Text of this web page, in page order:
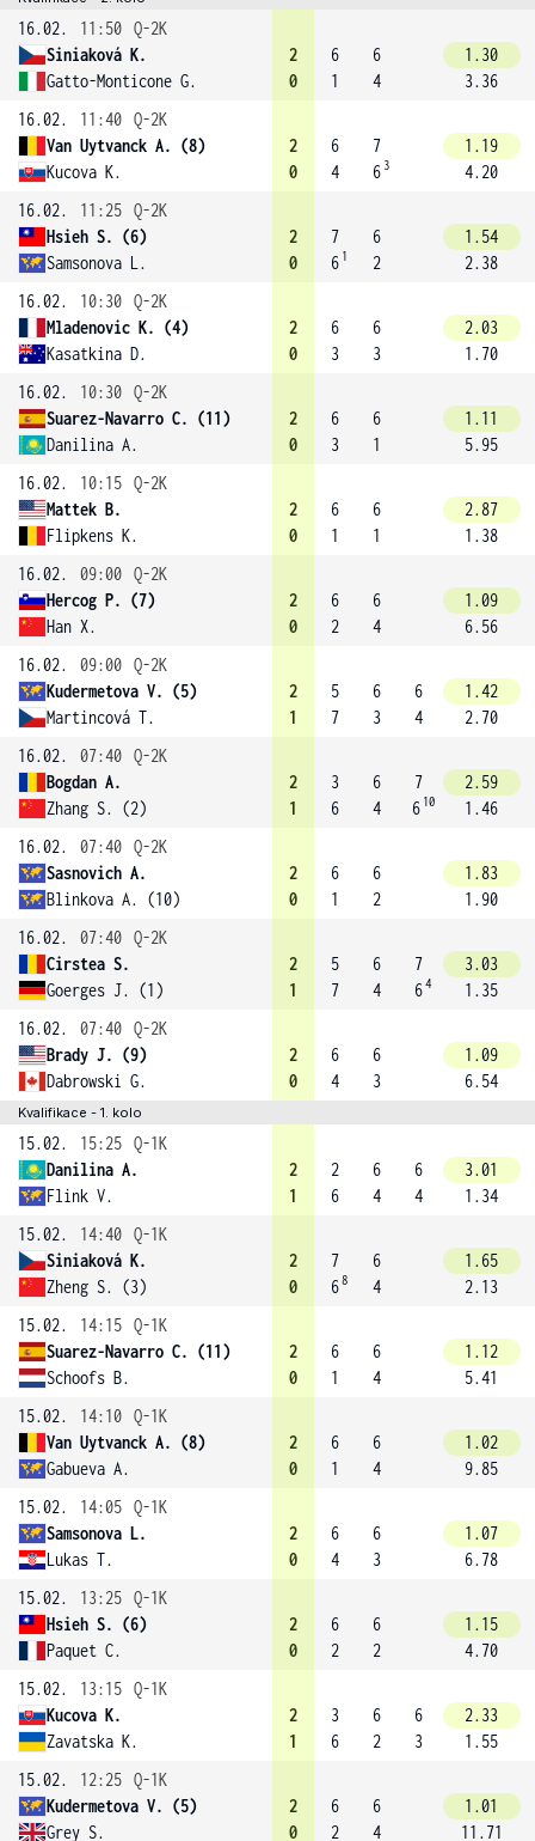
16.02. 11:50 Q-2K
Siniaková K.
Gatto-Monticone G.
2
0
6
1
6
4
1.30
3.36
16.02.
11:40 Q-2K
Van Uytvanck A. (8)
Kucova K.
2
0
6
4
7
6 3
1.19
4.20
16.02.
11:25 Q-2K
Hsieh S. (6)
Samsonova L.
2
0
7
6 1
6
2
1.54
2.38
16.02.
10:30 Q-2K
Mladenovic K. (4)
Kasatkina D.
2
0
6
3
6
3
2.03
1.70
16.02.
10:30 Q-2K
Suarez-Navarro C. (11)
Danilina A.
2
0
6
3
6
1
1.11
5.95
16.02.
10:15 Q-2K
Mattek B.
Flipkens K.
2
0
6
1
6
1
2.87
1.38
16.02.
09:00 Q-2K
Hercog P. (7)
Han X.
2
0
6
2
6
4
1.09
6.56
16.02.
09:00 Q-2K
Kudermetova V. (5)
Martincová T.
2
1
5
7
6
3
6
4
1.42
2.70
16.02.
07:40 Q-2K
Bogdan A.
Zhang S. (2)
2
1
3
6
6
4
7
6 10
2.59
1.46
16.02.
07:40 Q-2K
Sasnovich A.
Blinkova A. (10)
2
0
6
1
6
2
1.83
1.90
16.02.
07:40 Q-2K
Cirstea S.
Goerges J. (1)
2
1
5
7
6
4
7
64
3.03
1.35
16.02.
07:40 Q-2K
Brady J. (9)
Dabrowski G.
2
0
6
4
6
3
1.09
6.54
Kvalifikace - 1. kolo
15.02. 15:25 Q-1K
Danilina A.
Flink V.
2
1
2
6
6
4
6
4
3.01
1.34
15.02.
14:40 Q-1K
Siniaková K.
Zheng S. (3)
2
0
7
68
6
4
1.65
2.13
15.02.
14:15 Q-1K
Suarez-Navarro C. (11)
Schoofs B.
2
0
6
1
6
4
1.12
5.41
15.02.
14:10 Q-1K
Van Uytvanck A. (8)
Gabueva A.
2
0
6
1
6
4
1.02
9.85
15.02.
14:05 Q-1K
Samsonova L.
Lukas T.
2
0
6
4
6
3
1.07
6.78
15.02.
13:25 Q-1K
Hsieh S. (6)
Paquet C.
2
0
6
2
6
2
1.15
4.70
15.02.
13:15 Q-1K
Kucova K.
Zavatska K.
2
1
3
6
6
2
6
3
2.33
1.55
15.02.
12:25 Q-1K
Kudermetova V. (5)
Grey S.
2
0
6
2
6
4
1.01
11.71